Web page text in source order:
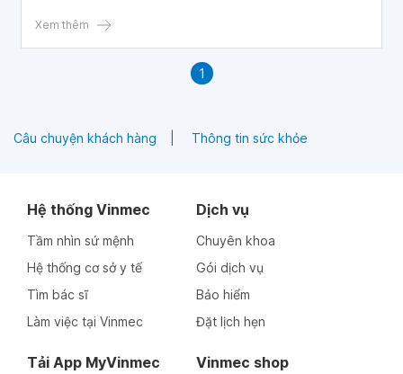
Xem thêm
1
Câu chuyện khách hàng Thông tin sức khỏe
Hệ thống Vinmec
Tầm nhìn sứ mệnh
Hệ thống cơ sở y tế
Tìm bác sĩ
Làm việc tại Vinmec
Dịch vụ
Chuyên khoa
Gói dịch vụ
Bảo hiểm
Đặt lịch hẹn
Tải App MyVinmec Vinmec shop